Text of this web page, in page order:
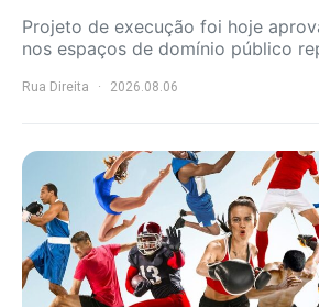
Projeto de execução foi hoje
nos espaços de domínio público
Rua Direita 2026.08.06